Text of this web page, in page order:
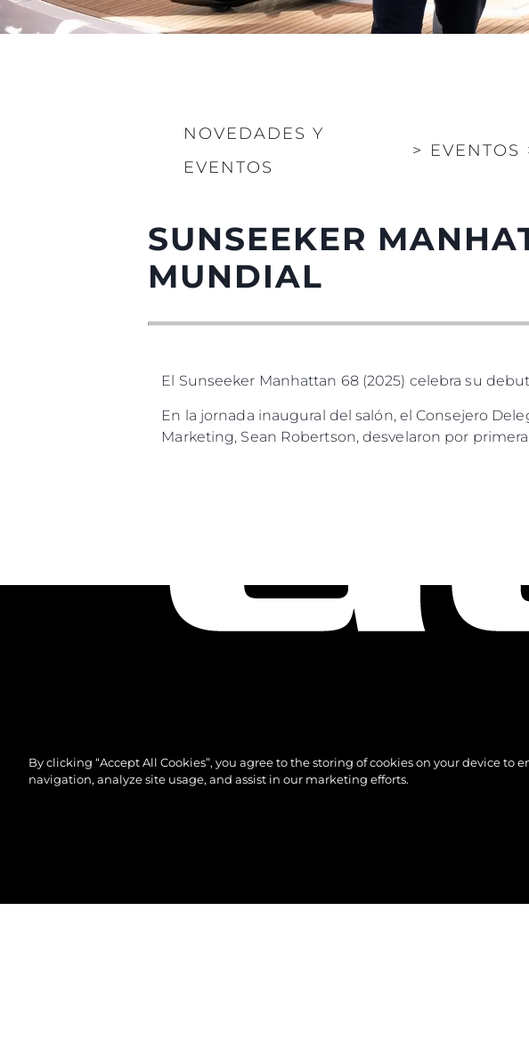
NOVEDADES Y
EVENTOS
> EVENTOS
SUNSEEKER
MUNDIAL
El Sunseeker Manhattan 68 (2025) celebra su
En la jornada inaugural del salón, el Consejero
Marketing, Sean Robertson, desvelaron por
By clicking “Accept All Cookies”, you agree to the storing of cookies on your device to
navigation, analyze site usage, and assist in our marketing efforts.